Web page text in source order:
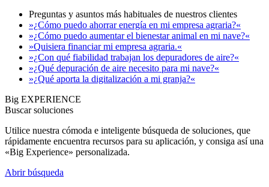
Preguntas y asuntos más habituales de nuestros clientes
»¿Cómo puedo ahorrar energía en mi empresa agraria?«
»¿Cómo puedo aumentar el bienestar animal en mi nave?«
»Quisiera financiar mi empresa agraria.«
»¿Con qué fiabilidad trabajan los depuradores de aire?«
»¿Qué depuración de aire necesito para mi nave?«
»¿Qué aporta la digitalización a mi granja?«
Big EXPERIENCE
Buscar soluciones
Utilice nuestra cómoda e inteligente búsqueda de soluciones, que
rápidamente encuentra recursos para su aplicación, y consiga así una
«Big Experience» personalizada.
Abrir búsqueda